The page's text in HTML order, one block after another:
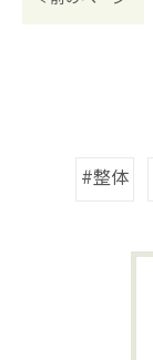
#整体